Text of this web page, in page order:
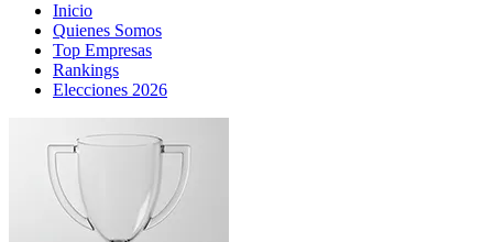
Inicio
Quienes Somos
Top Empresas
Rankings
Elecciones 2026